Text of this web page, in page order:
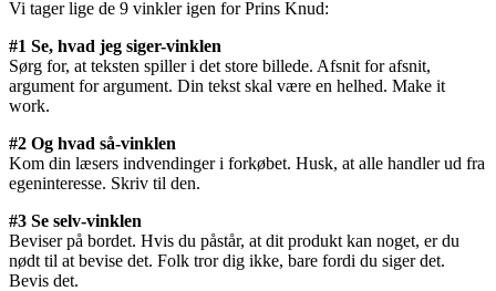
Vi tager lige de 9 vinkler igen for Prins Knud:
#1 Se, hvad jeg siger-vinklen
Sørg for, at teksten spiller i det store billede. Afsnit for afsnit,
argument for argument. Din tekst skal være en helhed. Make it
work.
#2 Og hvad så-vinklen
Kom din læsers indvendinger i forkøbet. Husk, at alle handler ud fra
egeninteresse. Skriv til den.
#3 Se selv-vinklen
Beviser på bordet. Hvis du påstår, at dit produkt kan noget, er du
nødt til at bevise det. Folk tror dig ikke, bare fordi du siger det.
Bevis det.